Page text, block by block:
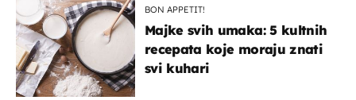
BON APPETIT!
Majke svih umaka: 5 kultnih
recepata koje moraju znati
svi kuhari